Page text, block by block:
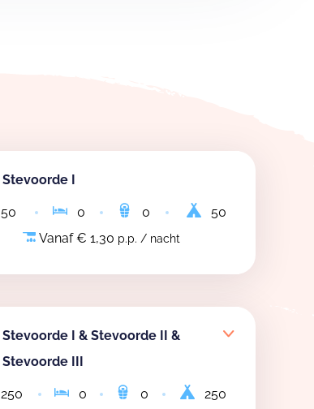
Stevoorde I
50 0 0
50
Vanaf € 1,30 p.p. / nacht
Stevoorde I & Stevoorde II &
Stevoorde III
250 0 0 250